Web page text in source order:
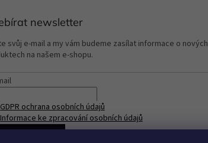
newsletter
svůj e-mail a my vám budeme zasílat informace o nových
na našem e-shopu.
GDPR ochrana osobních údajů
Informace ke zpracování osobních údajů